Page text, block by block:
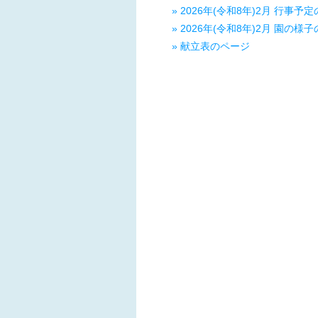
» 2026年(令和8年)2月 行事予定
» 2026年(令和8年)2月 園の様子
» 献立表のページ